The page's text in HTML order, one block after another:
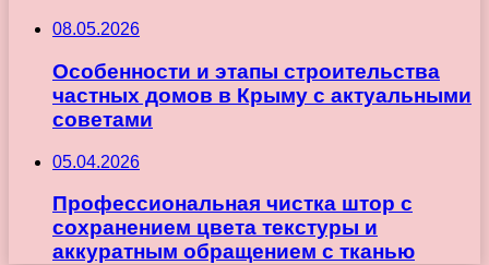
08.05.2026
Особенности и этапы строительства
частных домов в Крыму с актуальными
советами
05.04.2026
Профессиональная чистка штор с
сохранением цвета текстуры и
аккуратным обращением с тканью